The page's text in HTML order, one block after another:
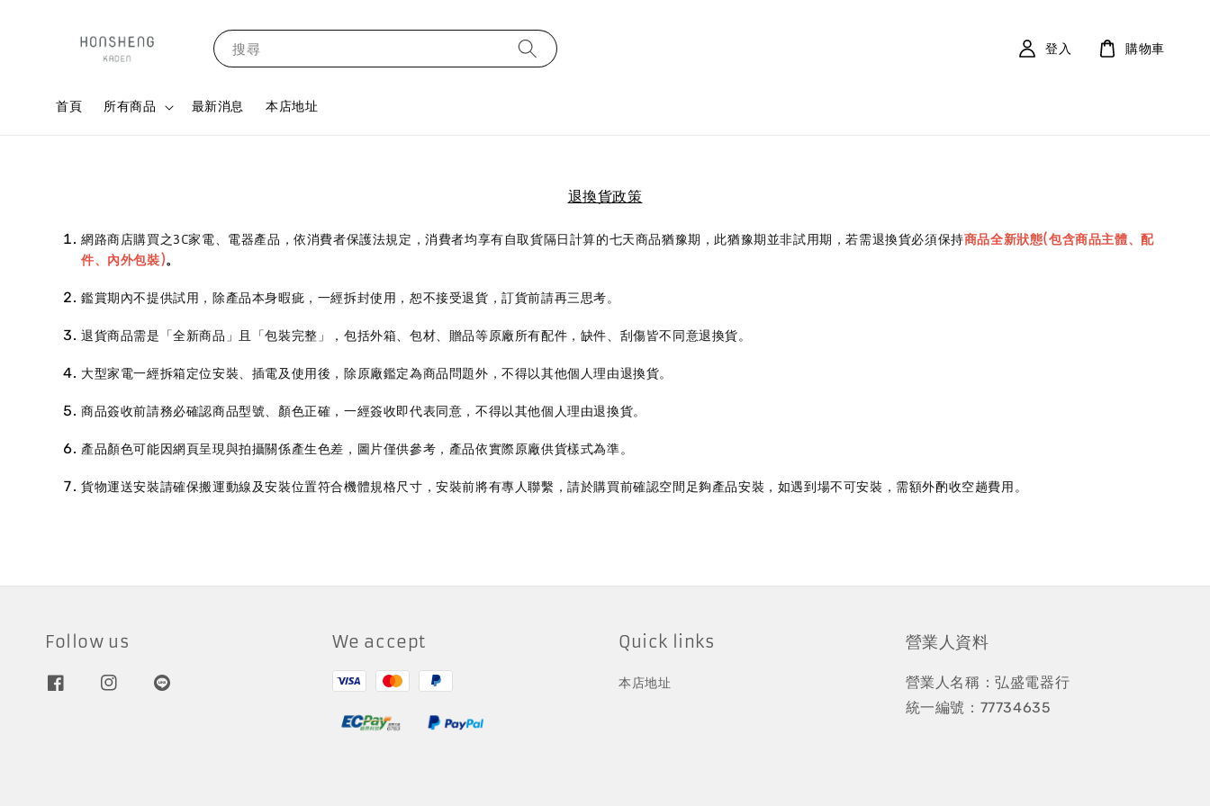
搜尋
首頁 所有商品 最新消息 本店地址
登入 購物車
退換貨政策
網路商店購買之3C家電、電器產品，依消費者保護法規定，消費者均享有自取貨隔日計算的七天商品猶豫期，此猶豫期並非試用期，若需退換貨必須保持商品全新狀態(包含商品主體、配
件、內外包裝)。
鑑賞期內不提供試用 ，除產品本身暇疵 ， 一經拆封使用 ，恕不接受退貨 ，訂貨前請再三思考。
退貨商品需是「全新商品」且「包裝完整」 ，包括外箱、包材、 贈品等原廠所有配件 ， 缺件、 刮傷皆不同意退換貨。
大型家電一經拆箱定位安裝、 插電及使用後 ，除原廠鑑定為商品問題外 ，不得以其他個人理由退換貨。
商品簽收前請務必確認商品型號、 顏色正確 ，一經簽收即代表同意 ，不得以其他個人理由退換貨。
產品顏色可能因網頁呈現與拍攝關係產生色差 ， 圖片僅供參考 ， 產品依實際原廠供貨樣式為準。
貨物運送安裝請確保搬運動線及安裝位置符合機體規格尺寸 ，安裝前將有專人聯繫 ，請於購買前確認空間足夠產品安裝 ， 如遇到場不可安裝 ， 需額外酌收空趟費用。
Follow us We accept Quick links
本店地址
營業人資料
營業人名稱：弘盛電器行
統一編號：77734635